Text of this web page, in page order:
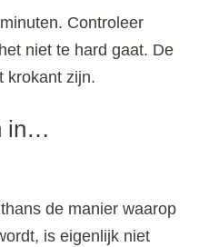
Controleer
niet te hard gaat. De
krokant zijn.
in…
de manier waarop
is eigenlijk niet